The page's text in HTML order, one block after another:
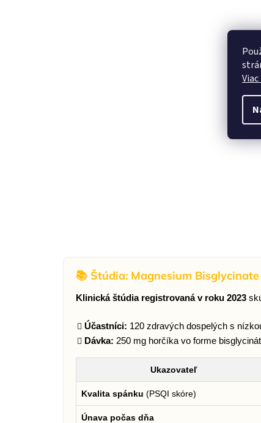
📚 Štúdia: Magnesium
Klinická štúdia registrovaná v roku 2023
Účastníci: 120 zdravých dospelých s
Dávka: 250 mg horčíka vo forme
Ukazovateľ
Kvalita spánku (PSQI skóre)
Únava počas dňa